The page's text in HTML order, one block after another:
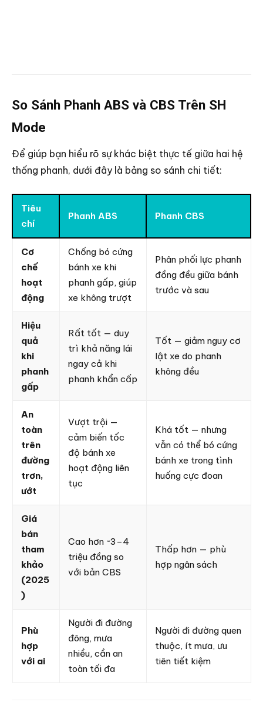
So Sánh Phanh ABS và CBS Trên SH
Mode
Để giúp bạn hiểu rõ sự khác biệt thực tế giữa hai hệ
thống phanh, dưới đây là bảng so sánh chi tiết:
Tiêu
chí
Phanh ABS Phanh CBS
Cơ
chế
hoạt
động
Chống bó cứng
bánh xe khi
phanh gấp, giúp
xe không trượt
Phân phối lực phanh
đồng đều giữa bánh
trước và sau
Hiệu
quả
khi
phanh
gấp
Rất tốt — duy
trì khả năng lái
ngay cả khi
phanh khẩn cấp
Tốt — giảm nguy cơ
lật xe do phanh
không đều
An
toàn
trên
đường
trơn,
ướt
Vượt trội —
cảm biến tốc
độ bánh xe
hoạt động liên
tục
Khá tốt — nhưng
vẫn có thể bó cứng
bánh xe trong tình
huống cực đoan
Giá
bán
tham
khảo
(2025
)
Cao hơn ~3–4
triệu đồng so
với bản CBS
Thấp hơn — phù
hợp ngân sách
Phù
hợp
với ai
Người đi đường
đông, mưa
nhiều, cần an
toàn tối đa
Người đi đường quen
thuộc, ít mưa, ưu
tiên tiết kiệm